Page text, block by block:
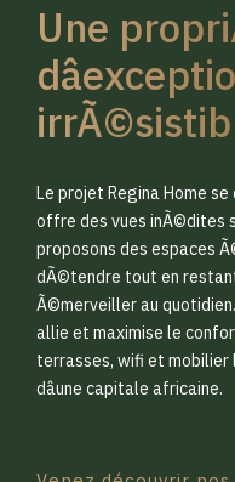
Une
Le projet Regina Home
offre des vues inÃ©dites
proposons des espaces
dÃ©tendre tout en restant
Ã©merveiller au
allie et maximise le confort
terrasses, wifi et mobilier
dâune capitale africaine.
0
1
2
3
0
1
2
3